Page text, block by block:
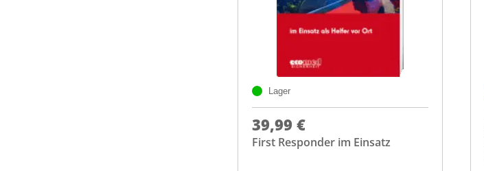
Lager
39,99 €
First Responder im Einsatz